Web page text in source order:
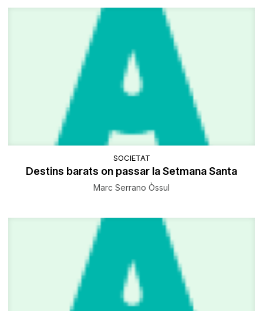
SOCIETAT
Destins barats on passar la Setmana Santa
Marc Serrano Òssul